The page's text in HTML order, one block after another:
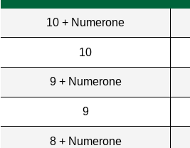
10 + Numerone
10
9 + Numerone
9
8 + Numerone